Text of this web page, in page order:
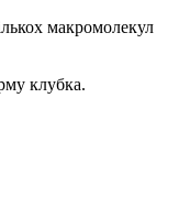
макромолекул
клубка.